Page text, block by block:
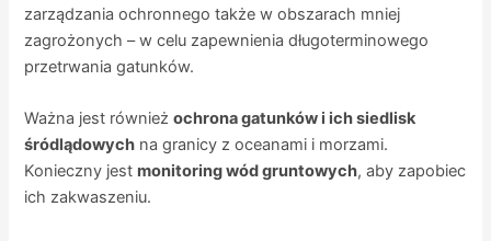
zarządzania ochronnego także w obszarach mniej
zagrożonych – w celu zapewnienia długoterminowego
przetrwania gatunków.
Ważna jest równieżochrona gatunków i ich siedlisk
śródlądowych na granicy z oceanami i morzami.
Konieczny jest monitoring wód gruntowych, aby zapobiec
ich zakwaszeniu.